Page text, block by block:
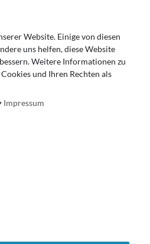
Impressum
und Versand
Website. Einige von diesen
uns helfen, diese Website
Weitere Informationen zu
und Ihren Rechten als
Impressum